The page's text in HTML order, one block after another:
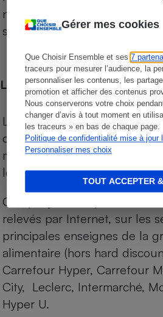
Gérer mes cookies
Que Choisir Ensemble et ses7
traceurs pour mesurer l’audience, la
personnaliser les contenus, les
promotion et afficher des contenus
Nous conserverons votre choix
changer d’avis à tout moment en
les traceurs » en bas de chaque page.
Politique de confidentialité mise à jour
Personnaliser mes choix
TOUT ACCEPTER
niveau de prix des
sur le territoire français.
Les comparaisons de prix
Les comparaisons sont
des produits des magasins.
marques de distributeurs
leurs équivalents chez leurs
Chaque jour, les prix de tous
relevés par Internet, sur les
principales enseignes de la
alimentaire (hors hard
Carrefour Hyper, Carrefour
City, Leclerc, Intermarché,
Hyper U.